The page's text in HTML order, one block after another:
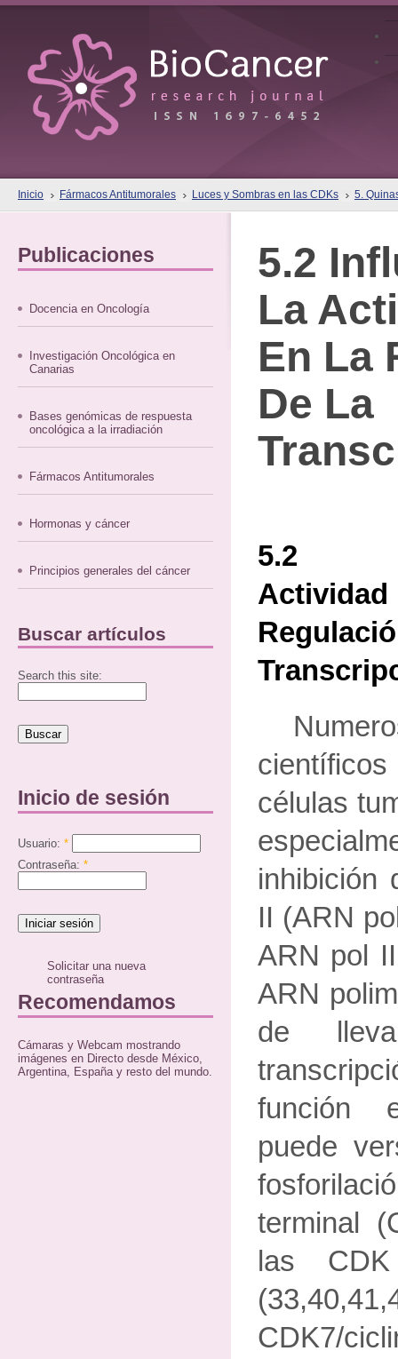
Inicio Fármacos Antitumorales Luces y Sombras en las CDKs 5.
Publicaciones
Docencia en Oncología
Investigación Oncológica en
Canarias
Bases genómicas de respuesta
oncológica a la irradiación
Fármacos Antitumorales
Hormonas y cáncer
Principios generales del cáncer
Buscar artículos
Search this site:
Inicio de sesión
Usuario: *
Contraseña: *
Solicitar una nueva
contraseña
Recomendamos
Cámaras y Webcam mostrando
imágenes en Directo desde México,
Argentina, España y resto del mundo.
5.2
La
En La
De La
5.2
células
inhibición
II (ARN
ARN pol
ARN
de
función
puede
terminal
las